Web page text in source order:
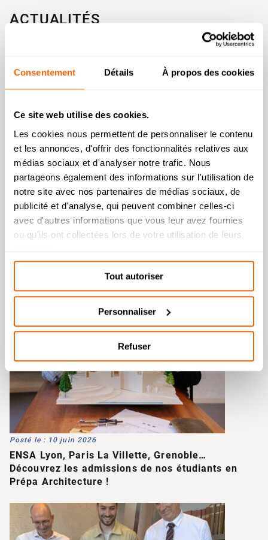
Consentement Détails À propos des cookies
Ce site web utilise des cookies.
Les cookies nous permettent de personnaliser le contenu
et les annonces, d'offrir des fonctionnalités relatives aux
médias sociaux et d'analyser notre trafic. Nous
partageons également des informations sur l'utilisation de
notre site avec nos partenaires de médias sociaux, de
publicité et d'analyse, qui peuvent combiner celles-ci
avec d'autres informations que vous leur avez fournies
ou qu'ils ont collectées lors de votre utilisation de leurs
Tout autoriser
Personnaliser
Refuser
ACTUALITÉS
Posté le : 11 juin 2026
Posté le : 10 juin 2026
ENSA Lyon, Paris La Villette, Grenoble…
Découvrez les admissions de nos étudiants en
Prépa Architecture !
Admission 2026
Bachelor Management Innovation et
Humanités : reprise de l’étude des
dossiers de candidature à partir du 26
août.
Bachelor Design d’Espace et Prépa
étudiés durant l’été.